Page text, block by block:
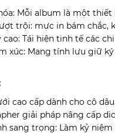
Mỗi album là một
trội: mực in bám chắc,
cao: Tái hiện tinh tế các
xúc: Mang tính lưu giữ
cao cấp dành cho cô
giải pháp nâng cấp
sang trọng: Làm kỷ